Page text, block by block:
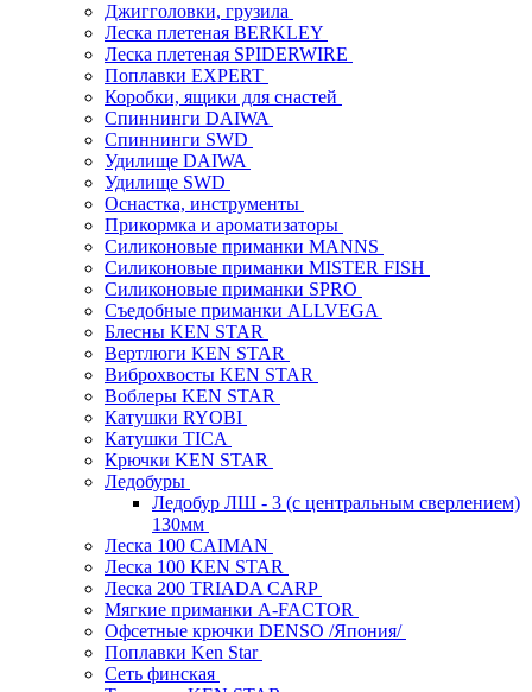
Джигголовки, грузила
Леска плетеная BERKLEY
Леска плетеная SPIDERWIRE
Поплавки EXPERT
Коробки, ящики для снастей
Спиннинги DAIWA
Спиннинги SWD
Удилище DAIWA
Удилище SWD
Оснастка, инструменты
Прикормка и ароматизаторы
Силиконовые приманки MANNS
Силиконовые приманки MISTER FISH
Силиконовые приманки SPRO
Съедобные приманки ALLVEGA
Блесны KEN STAR
Вертлюги KEN STAR
Виброхвосты KEN STAR
Воблеры KEN STAR
Катушки RYOBI
Катушки TICA
Крючки KEN STAR
Ледобуры
Ледобур ЛШ - 3 (с центральным сверлением)
130мм
Леска 100 CAIMAN
Леска 100 KEN STAR
Леска 200 TRIADA CARP
Мягкие приманки A-FACTOR
Офсетные крючки DENSO /Япония/
Поплавки Ken Star
Сеть финская